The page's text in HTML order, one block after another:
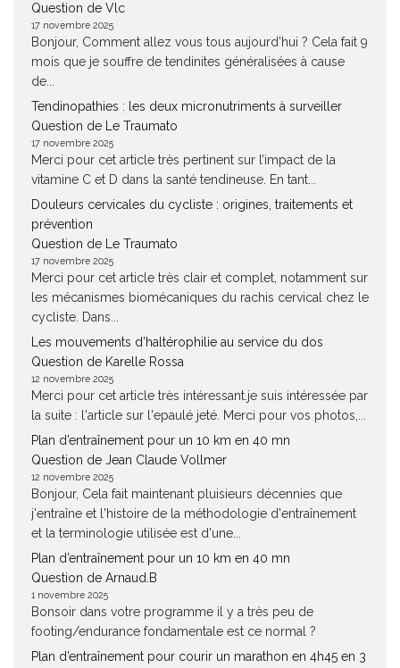
Question de Vlc
17 novembre 2025
Bonjour, Comment allez vous tous aujourd'hui ? Cela fait 9
mois que je souffre de tendinites généralisées à cause
de...
Tendinopathies : les deux micronutriments à surveiller
Question de Le Traumato
17 novembre 2025
Merci pour cet article très pertinent sur l’impact de la
vitamine C et D dans la santé tendineuse. En tant...
Douleurs cervicales du cycliste : origines, traitements et
prévention
Question de Le Traumato
17 novembre 2025
Merci pour cet article très clair et complet, notamment sur
les mécanismes biomécaniques du rachis cervical chez le
cycliste. Dans...
Les mouvements d’haltérophilie au service du dos
Question de Karelle Rossa
12 novembre 2025
Merci pour cet article très intéressant.je suis intéressée par
la suite : l'article sur l'epaulé jeté. Merci pour vos photos,...
Plan d’entraînement pour un 10 km en 40 mn
Question de Jean Claude Vollmer
12 novembre 2025
Bonjour, Cela fait maintenant pluisieurs décennies que
j'entraîne et l'histoire de la méthodologie d'entraînement
et la terminologie utilisée est d'une...
Plan d’entraînement pour un 10 km en 40 mn
Question de Arnaud.B
1 novembre 2025
Bonsoir dans votre programme il y a très peu de
footing/endurance fondamentale est ce normal ?
Plan d’entraînement pour courir un marathon en 4h45 en 3